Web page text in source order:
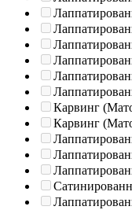
Карвинг
Карвинг